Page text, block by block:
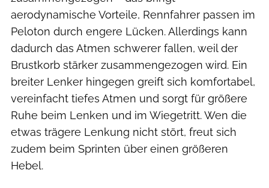
aerodynamische Vorteile, Rennfahrer passen im
Peloton durch engere Lücken. Allerdings kann
dadurch das Atmen schwerer fallen, weil der
Brustkorb stärker zusammengezogen wird. Ein
breiter Lenker hingegen greift sich komfortabel,
vereinfacht tiefes Atmen und sorgt für größere
Ruhe beim Lenken und im Wiegetritt. Wen die
etwas trägere Lenkung nicht stört, freut sich
zudem beim Sprinten über einen größeren
Hebel.